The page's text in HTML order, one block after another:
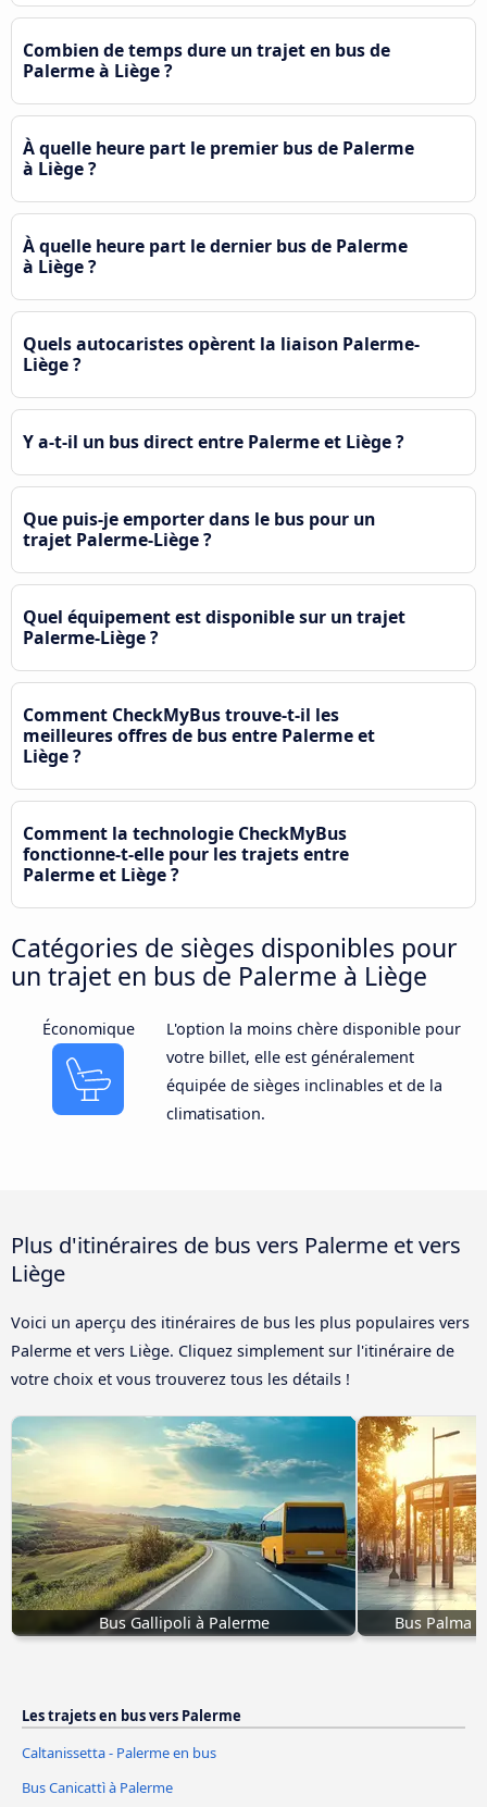
Combien de temps dure un trajet en bus de
Palerme à Liège ?
À quelle heure part le premier bus de Palerme
à Liège ?
À quelle heure part le dernier bus de Palerme
à Liège ?
Quels autocaristes opèrent la liaison Palerme-
Liège ?
Y a-t-il un bus direct entre Palerme et Liège ?
Que puis-je emporter dans le bus pour un
trajet Palerme-Liège ?
Quel équipement est disponible sur un trajet
Palerme-Liège ?
Comment CheckMyBus trouve-t-il les
meilleures offres de bus entre Palerme et
Liège ?
Comment la technologie CheckMyBus
fonctionne-t-elle pour les trajets entre
Palerme et Liège ?
Catégories de sièges disponibles pour
un trajet en bus de Palerme à Liège
Économique
L'option la moins chère disponible pour
votre billet, elle est généralement
équipée de sièges inclinables et de la
climatisation.
Plus d'itinéraires de bus vers Palerme et vers
Liège
Voici un aperçu des itinéraires de bus les plus populaires vers
Palerme et vers Liège. Cliquez simplement sur l'itinéraire de
votre choix et vous trouverez tous les détails !
Bus Gallipoli à Palerme Bus Palma
Les trajets en bus vers Palerme
Caltanissetta - Palerme en bus
Bus Canicattì à Palerme